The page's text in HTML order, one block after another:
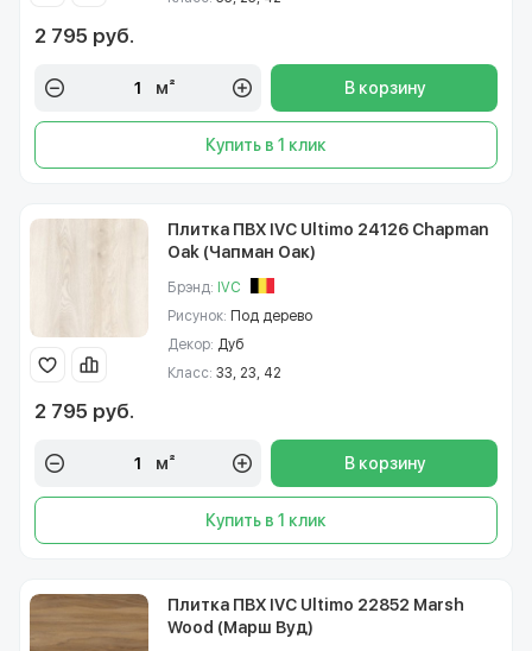
2 795 руб.
м² В корзину
Купить в 1 клик
Плитка ПВХ IVC Ultimo 24126 Chapman
Oak (Чапман Оак)
Брэнд: IVC
Рисунок: Под дерево
Декор: Дуб
Класс: 33, 23, 42
2 795 руб.
м² В корзину
Купить в 1 клик
Плитка ПВХ IVC Ultimo 22852 Marsh
Wood (Марш Вуд)